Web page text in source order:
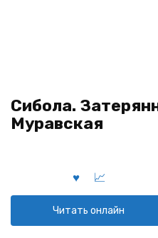
Сибола.
Муравская
Читать онлайн